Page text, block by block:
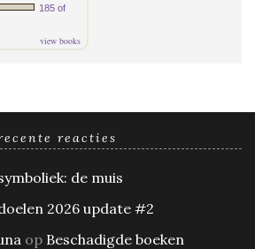
185 of
view books
reacties
de muis
2026 update #2
op Beschadigde boeken